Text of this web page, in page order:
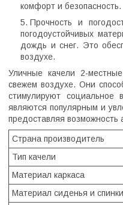
комфорт и безопасность.
Прочность и
погодоустойчивых
дождь и снег. Это
воздухе.
Уличные качели 2-
свежем воздухе. Они
стимулируют социальное
являются популярным и
предоставляя возможность
Страна производитель
Тип качели
Материал каркаса
Материал сиденья и спинки